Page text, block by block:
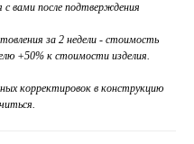
вами после подтверждения
за 2 недели - стоимость
+50% к стоимости изделия.
корректировок в конструкцию